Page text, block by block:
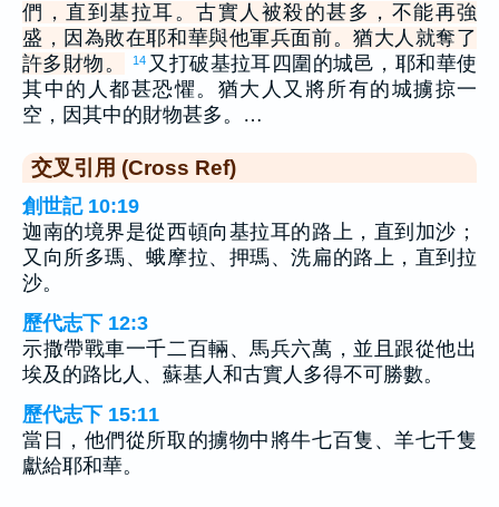
們，直到基拉耳。古實人被殺的甚多，不能再強
盛，因為敗在耶和華與他軍兵面前。猶大人就奪了
許多財物。
14 又打破基拉耳四圍的城邑，耶和華使
其中的人都甚恐懼。猶大人又將所有的城擄掠一
空，因其中的財物甚多。…
交叉引用 (Cross Ref)
創世記 10:19
迦南的境界是從西頓向基拉耳的路上，直到加沙；
又向所多瑪、蛾摩拉、押瑪、洗扁的路上，直到拉
沙。
歷代志下 12:3
示撒帶戰車一千二百輛、馬兵六萬，並且跟從他出
埃及的路比人、蘇基人和古實人多得不可勝數。
歷代志下 15:11
當日，他們從所取的擄物中將牛七百隻、羊七千隻
獻給耶和華。